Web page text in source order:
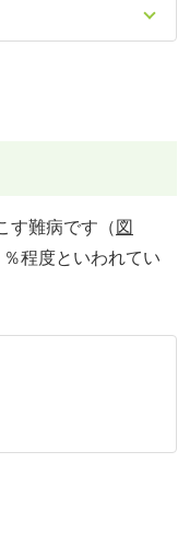
す難病です（ 図
程度といわれてい